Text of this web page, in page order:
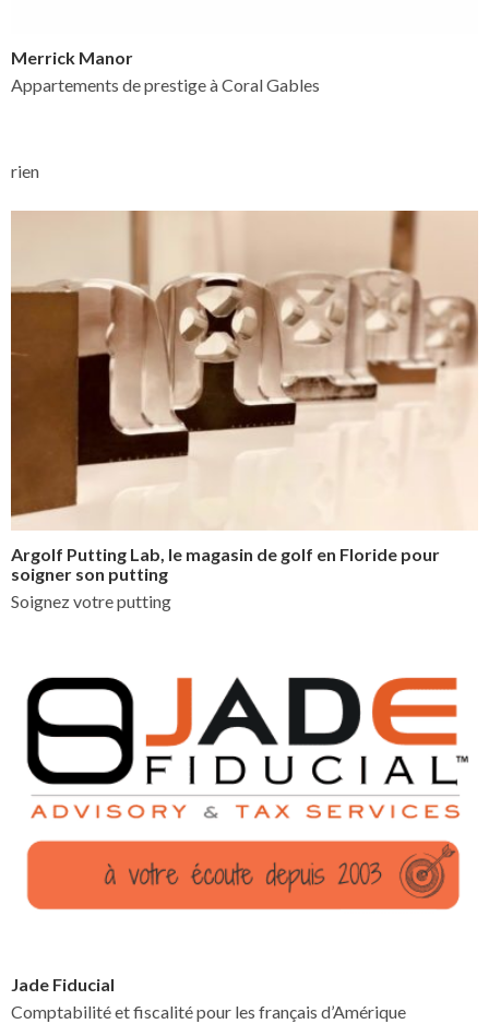
Merrick Manor
Appartements de prestige à Coral Gables
rien
Argolf Putting Lab, le magasin de golf en Floride pour
soigner son putting
Soignez votre putting
Jade Fiducial
Comptabilité et fiscalité pour les français d’Amérique